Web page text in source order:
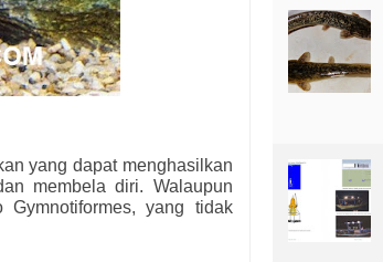
yang dapat menghasilkan
membela diri. Walaupun
yang tidak